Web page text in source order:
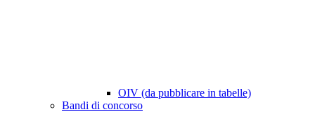
OIV (da pubblicare in tabelle)
Bandi di concorso